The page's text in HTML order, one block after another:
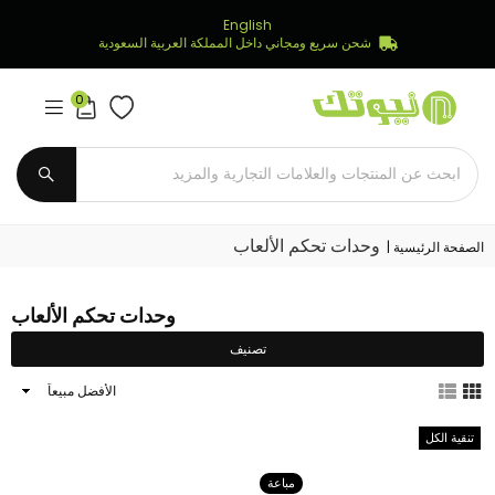
English
شحن سريع ومجاني داخل المملكة العربية السعودية
Newtech
Store يُقدِّم
0
الصفحة الرئيسية | وحدات تحكم الألعاب
وحدات تحكم الألعاب
تصنيف
ترتيب
تنقية الكل
مباعة